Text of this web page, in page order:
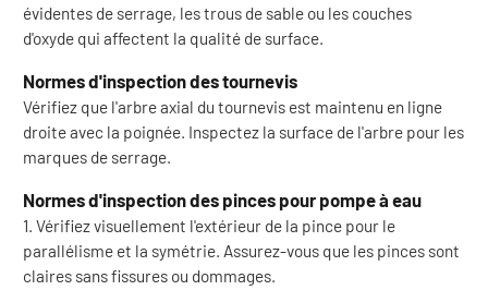
évidentes de serrage, les trous de sable ou les couches
d'oxyde qui affectent la qualité de surface.
Normes d'inspection des tournevis
Vérifiez que l'arbre axial du tournevis est maintenu en ligne
droite avec la poignée. Inspectez la surface de l'arbre pour les
marques de serrage.
Normes d'inspection des pinces pour pompe à eau
1. Vérifiez visuellement l'extérieur de la pince pour le
parallélisme et la symétrie. Assurez-vous que les pinces sont
claires sans fissures ou dommages.